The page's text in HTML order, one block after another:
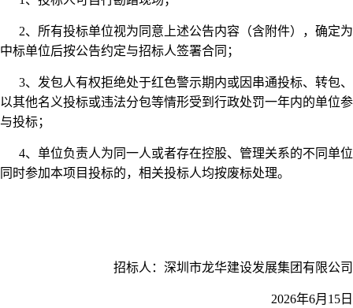
2、所有投标单位视为同意上述公告内容（含附件），确定为
中标单位后按公告约定与招标人签署合同；
3、发包人有权拒绝处于红色警示期内或因串通投标、转包、
以其他名义投标或违法分包等情形受到行政处罚一年内的单位参
与投标；
4、单位负责人为同一人或者存在控股、管理关系的不同单位
同时参加本项目投标的，相关投标人均按废标处理。
招标人：深圳市龙华建设发展集团有限公司
2026年6月15日